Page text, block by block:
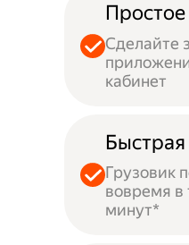
Сделайте
кабинет
Грузовик
вовремя в
минут*